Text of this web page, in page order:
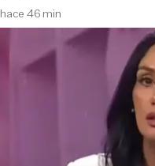
hace 46 min